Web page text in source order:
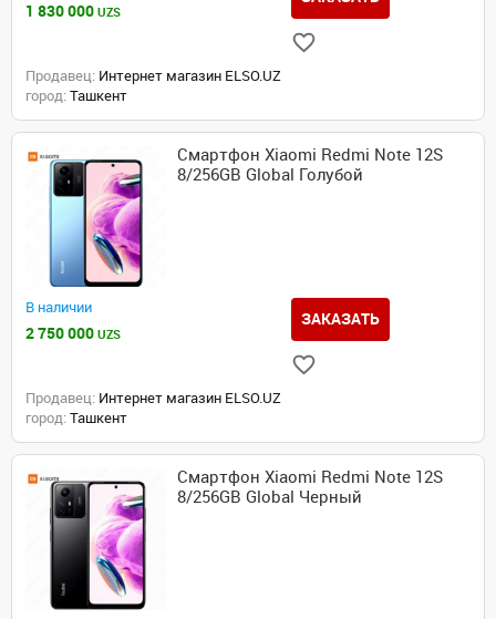
1 830 000 UZS
Продавец: Интернет магазин ELSO.UZ
город: Ташкент
Смартфон Xiaomi Redmi Note 12S
8/256GB Global Голубой
В наличии
2 750 000 UZS
ЗАКАЗАТЬ
Продавец: Интернет магазин ELSO.UZ
город: Ташкент
Смартфон Xiaomi Redmi Note 12S
8/256GB Global Черный